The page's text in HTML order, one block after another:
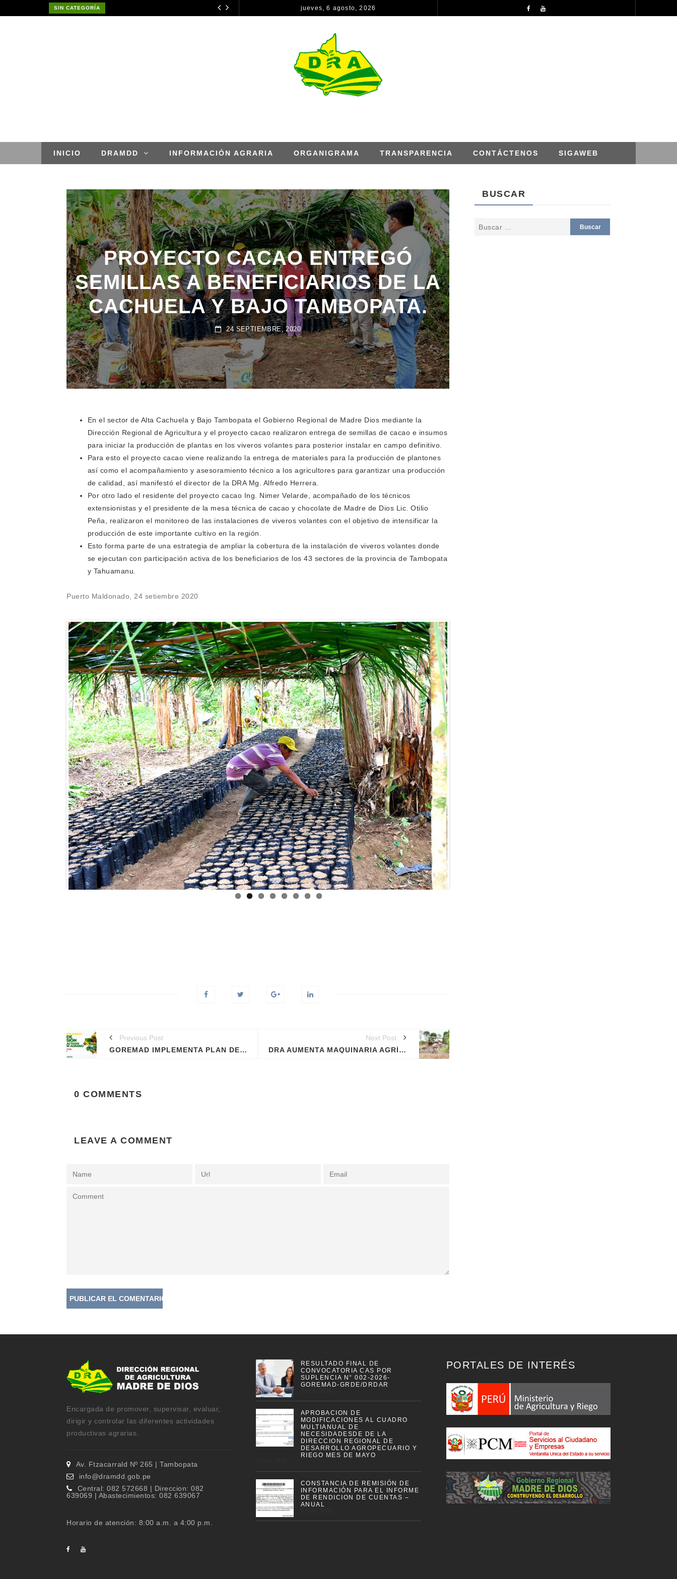
SIN CATEGORÍA jueves, 6 agosto, 2026
INICIO DRAMDD INFORMACIÓN AGRARIA ORGANIGRAMA TRANSPARENCIA CONTÁCTENOS SIGAWEB
PROYECTO CACAO ENTREGÓ
SEMILLAS A BENEFICIARIOS DE LA
CACHUELA Y BAJO TAMBOPATA.
24 SEPTIEMBRE, 2020
En el sector de Alta Cachuela y Bajo Tambopata el Gobierno Regional de Madre Dios mediante la
Dirección Regional de Agricultura y el proyecto cacao realizaron entrega de semillas de cacao e insumos
para iniciar la producción de plantas en los viveros volantes para posterior instalar en campo definitivo.
Para esto el proyecto cacao viene realizando la entrega de materiales para la producción de plantones
así como el acompañamiento y asesoramiento técnico a los agricultores para garantizar una producción
de calidad, así manifestó el director de la DRA Mg. Alfredo Herrera.
Por otro lado el residente del proyecto cacao Ing. Nimer Velarde, acompañado de los técnicos
extensionistas y el presidente de la mesa técnica de cacao y chocolate de Madre de Dios Lic. Otilio
Peña, realizaron el monitoreo de las instalaciones de viveros volantes con el objetivo de intensificar la
producción de este importante cultivo en la región.
Esto forma parte de una estrategia de ampliar la cobertura de la instalación de viveros volantes donde
se ejecutan con participación activa de los beneficiarios de los 43 sectores de la provincia de Tambopata
y Tahuamanu.
Puerto Maldonado, 24 setiembre 2020
Previous Post
Next Post
0 COMMENTS
LEAVE A COMMENT
BUSCAR
Encargada de promover, supervisar, evaluar,
dirigir y controlar las diferentes actividades
productivas agrarias.
Av. Ftzacarrald Nº 265 | Tambopata
info@dramdd.gob.pe
Central: 082 572668 | Direccion: 082
639069 | Abastecimientos: 082 639067
Horario de atención: 8:00 a.m. a 4:00 p.m.
RESULTADO FINAL DE
CONVOCATORIA CAS POR
SUPLENCIA N° 002-2026-
GOREMAD-GRDE/DRDAR
8 junio, 2026
APROBACION DE
MODIFICACIONES AL CUADRO
MULTIANUAL DE
NECESIDADESDE DE LA
DIRECCION REGIONAL DE
DESARROLLO AGROPECUARIO Y
RIEGO MES DE MAYO
CONSTANCIA DE REMISIÓN DE
INFORMACIÓN PARA EL INFORME
DE RENDICION DE CUENTAS –
ANUAL
3 junio, 2026
PORTALES DE INTERÉS